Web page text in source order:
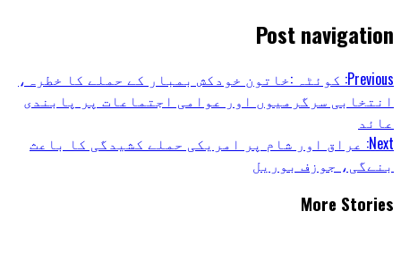
Post navigation
Previous: کوئٹہ :خاتون خودکش بمبار کے حملے کا خطرہ،
انتخابی سرگرمیوں اور عوامی اجتماعات پر پابندی
عائد
Next: عراق اور شام پر امریکی حملے کشیدگی کا باعث
بنےگی، جوزف بوریل
More Stories